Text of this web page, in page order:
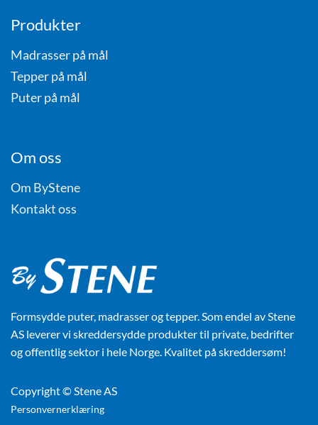
Produkter
Madrasser på mål
Tepper på mål
Puter på mål
Om oss
Om ByStene
Kontakt oss
Formsydde puter, madrasser og tepper. Som endel av Stene
AS leverer vi skreddersydde produkter til private, bedrifter
og offentlig sektor i hele Norge. Kvalitet på skreddersøm!
Copyright © Stene AS
Personvernerklæring